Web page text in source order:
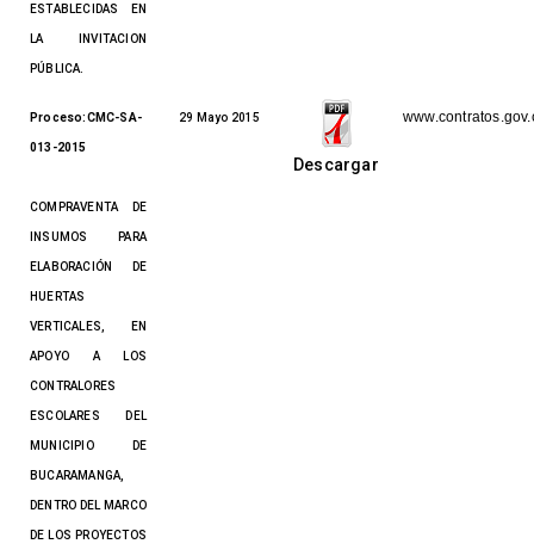
ESTABLECIDAS EN
LA INVITACION
PÚBLICA.
Proceso:CMC-SA-
013-2015
COMPRAVENTA DE
INSUMOS PARA
ELABORACIÓN DE
HUERTAS
VERTICALES, EN
APOYO A LOS
CONTRALORES
ESCOLARES DEL
MUNICIPIO DE
BUCARAMANGA,
DENTRO DEL MARCO
DE LOS PROYECTOS
29 Mayo 2015
Descargar